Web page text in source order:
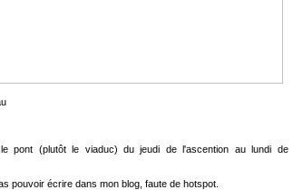
pont (plutôt le viaduc) du jeudi de l'ascention au lundi de
pouvoir écrire dans mon blog, faute de hotspot.